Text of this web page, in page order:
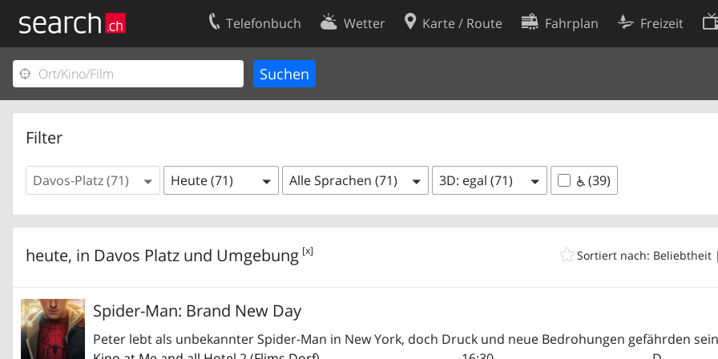
Telefonbuch Wetter Karte / Route Fahrplan Freizeit
Filter
Davos-Platz (71) Heute (71) Alle Sprachen (71) 3D: egal (71) (39)
Sortiert nach: Beliebtheit |
heute, in Davos Platz und Umgebung [x]
Spider-Man: Brand New Day
Peter lebt als unbekannter Spider-Man in New York, doch Druck und neue Bedrohungen gefährden
Ihr Eintrag
Kundencenter Geschäftskunden
Kontakt
Nutzungsbedingungen
Cookie-Einstellungen